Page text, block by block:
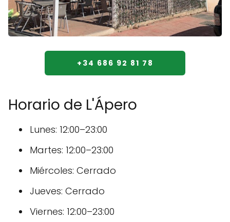
+34 686 92 81 78
Horario de L'Ápero
Lunes: 12:00–23:00
Martes: 12:00–23:00
Miércoles: Cerrado
Jueves: Cerrado
Viernes: 12:00–23:00